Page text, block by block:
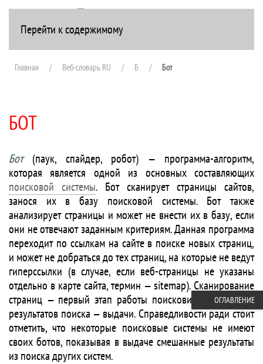
Перейти к содержимому+7(916) 107-51-99
Главная Веб-словарь RU Б Бот
БОТ
Бот(паук, спайдер, робот) — программа-алгоритм,
которая является одной из основных составляющих
поисковой системы. Бот сканирует страницы сайтов,
занося их в базу поисковой системы. Бот также
анализирует страницы и может не внести их в базу, если
они не отвечают заданным критериям. Данная программа
переходит по ссылкам на сайте в поиске новых страниц,
и может не добраться до тех страниц, на которые не ведут
гиперссылки (в случае, если веб-страницы не указаны
отдельно в карте сайта, термин — sitemap). Сканирование
страниц — первый этап работы поисковика в создании
результатов поиска — выдачи. Справедливости ради стоит
отметить, что некоторые поисковые системы не имеют
своих ботов, показывая в выдаче смешанные результаты
из поиска других систем.
ОГЛАВЛЕНИЕ